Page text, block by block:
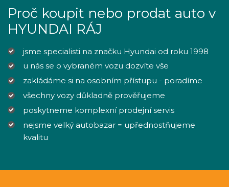
Proč koupit nebo prodat auto v
HYUNDAI RÁJ
jsme specialisti na značku Hyundai od roku 1998
u nás se o vybraném vozu dozvíte vše
zakládáme si na osobním přístupu - poradíme
všechny vozy důkladně prověřujeme
poskytneme komplexní prodejní servis
nejsme velký autobazar = upřednostňujeme
kvalitu